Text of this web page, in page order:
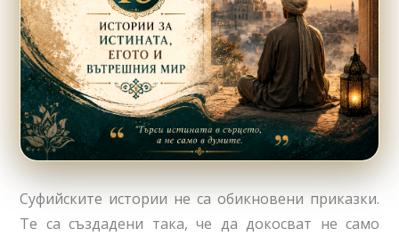
Суфийските истории не са обикновени приказки.
Те са създадени така, че да докосват не само